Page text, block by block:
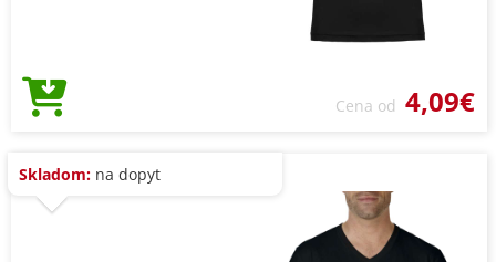
Cena od 4,09€
Skladom: na dopyt